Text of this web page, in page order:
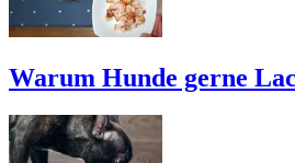
Warum Hunde gerne